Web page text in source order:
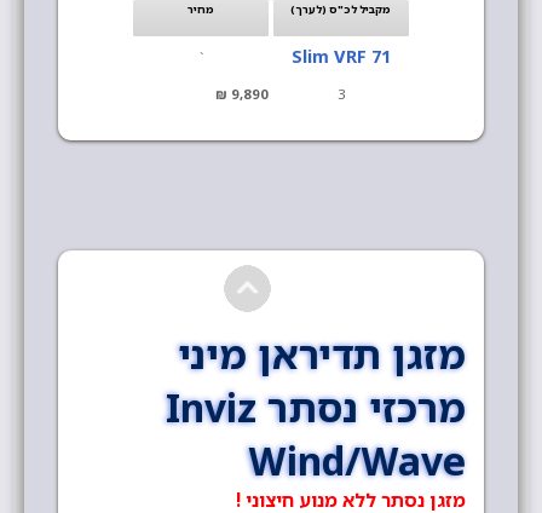
מקביל לכ"ס (לערך) מחיר
Slim VRF 71
`
3
9,890 ₪
מזגן תדיראן מיני
מרכזי נסתר Inviz
Wind/Wave
מזגן נסתר ללא מנוע חיצוני !